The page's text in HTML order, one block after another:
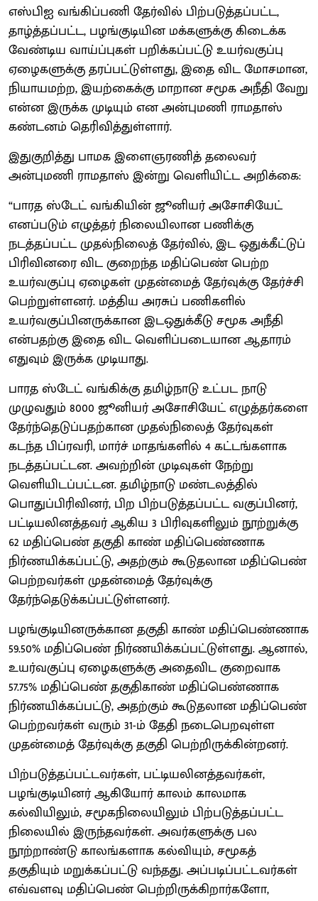
எஸ்பிஐ வங்கிப்பணி தேர்வில் பிற்படுத்தப்பட்ட,
தாழ்த்தப்பட்ட, பழங்குடியின மக்களுக்கு கிடைக்க
வேண்டிய வாய்ப்புகள் பறிக்கப்பட்டு உயர்வகுப்பு
ஏழைகளுக்கு தரப்பட்டுள்ளது, இதை விட மோசமான,
நியாயமற்ற, இயற்கைக்கு மாறான சமூக அநீதி வேறு
என்ன இருக்க முடியும் என அன்புமணி ராமதாஸ்
கண்டனம் தெரிவித்துள்ளார்.
இதுகுறித்து பாமக இளைஞரணித் தலைவர்
அன்புமணி ராமதாஸ் இன்று வெளியிட்ட அறிக்கை:
“பாரத ஸ்டேட் வங்கியின் ஜூனியர் அசோசியேட்
எனப்படும் எழுத்தர் நிலையிலான பணிக்கு
நடத்தப்பட்ட முதல்நிலைத் தேர்வில், இட ஒதுக்கீட்டுப்
பிரிவினரை விட குறைந்த மதிப்பெண் பெற்ற
உயர்வகுப்பு ஏழைகள் முதன்மைத் தேர்வுக்கு தேர்ச்சி
பெற்றுள்ளனர். மத்திய அரசுப் பணிகளில்
உயர்வகுப்பினருக்கான இடஒதுக்கீடு சமூக அநீதி
என்பதற்கு இதை விட வெளிப்படையான ஆதாரம்
எதுவும் இருக்க முடியாது.
பாரத ஸ்டேட் வங்கிக்கு தமிழ்நாடு உட்பட நாடு
முழுவதும் 8000 ஜூனியர் அசோசியேட் எழுத்தர்களை
தேர்ந்தெடுப்பதற்கான முதல்நிலைத் தேர்வுகள்
கடந்த பிப்ரவரி, மார்ச் மாதங்களில் 4 கட்டங்களாக
நடத்தப்பட்டன. அவற்றின் முடிவுகள் நேற்று
வெளியிடப்பட்டன. தமிழ்நாடு மண்டலத்தில்
பொதுப்பிரிவினர், பிற பிற்படுத்தப்பட்ட வகுப்பினர்,
பட்டியலினத்தவர் ஆகிய 3 பிரிவுகளிலும் நூற்றுக்கு
62 மதிப்பெண் தகுதி காண் மதிப்பெண்ணாக
நிர்ணயிக்கப்பட்டு, அதற்கும் கூடுதலான மதிப்பெண்
பெற்றவர்கள் முதன்மைத் தேர்வுக்கு
தேர்ந்தெடுக்கப்பட்டுள்ளனர்.
பழங்குடியினருக்கான தகுதி காண் மதிப்பெண்ணாக
59.50% மதிப்பெண் நிர்ணயிக்கப்பட்டுள்ளது. ஆனால்,
உயர்வகுப்பு ஏழைகளுக்கு அதைவிட குறைவாக
57.75% மதிப்பெண் தகுதிகாண் மதிப்பெண்ணாக
நிர்ணயிக்கப்பட்டு, அதற்கும் கூடுதலான மதிப்பெண்
பெற்றவர்கள் வரும் 31-ம் தேதி நடைபெறவுள்ள
முதன்மைத் தேர்வுக்கு தகுதி பெற்றிருக்கின்றனர்.
பிற்படுத்தப்பட்டவர்கள், பட்டியலினத்தவர்கள்,
பழங்குடியினர் ஆகியோர் காலம் காலமாக
கல்வியிலும், சமூகநிலையிலும் பிற்படுத்தப்பட்ட
நிலையில் இருந்தவர்கள். அவர்களுக்கு பல
நூற்றாண்டு காலங்களாக கல்வியும், சமூகத்
தகுதியும் மறுக்கப்பட்டு வந்தது. அப்படிப்பட்டவர்கள்
எவ்வளவு மதிப்பெண் பெற்றிருக்கிறார்களோ,